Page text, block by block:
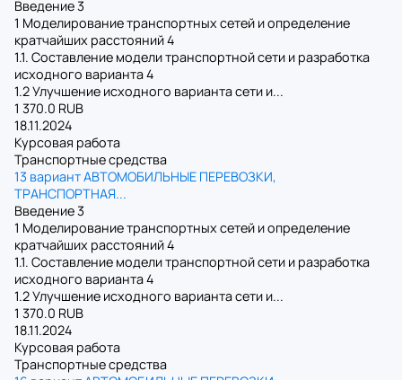
Введение 3
1 Моделирование транспортных сетей и определение
кратчайших расстояний 4
1.1. Составление модели транспортной сети и разработка
исходного варианта 4
1.2 Улучшение исходного варианта сети и...
1 370.0 RUB
18.11.2024
Курсовая работа
Транспортные средства
13 вариант АВТОМОБИЛЬНЫЕ ПЕРЕВОЗКИ,
ТРАНСПОРТНАЯ...
Введение 3
1 Моделирование транспортных сетей и определение
кратчайших расстояний 4
1.1. Составление модели транспортной сети и разработка
исходного варианта 4
1.2 Улучшение исходного варианта сети и...
1 370.0 RUB
18.11.2024
Курсовая работа
Транспортные средства